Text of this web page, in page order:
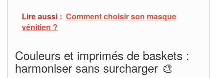
Lire aussi : Comment choisir son masque
vénitien ?
Couleurs et imprimés de baskets :
harmoniser sans surcharger 🎨